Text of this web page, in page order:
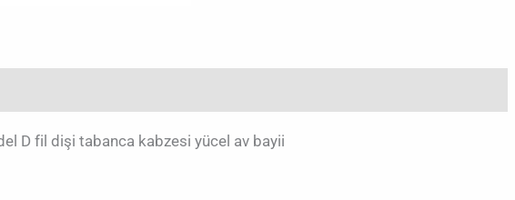
D fil dişi tabanca kabzesi yücel av bayii